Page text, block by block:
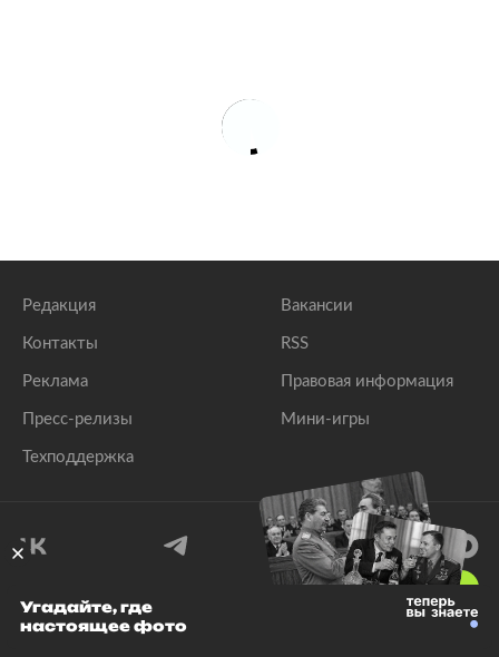
Редакция
Контакты
Реклама
Пресс-релизы
Техподдержка
Вакансии
RSS
Правовая информация
Мини-игры
© 1999–2026 Все права защищены.
Угадайте, где
настоящее фото